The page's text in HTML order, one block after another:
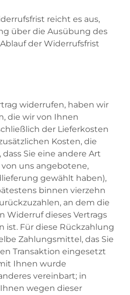
reicht es aus,
über die Ausübung des
der Widerrufsfrist
widerrufen, haben wir
die wir von Ihnen
der Lieferkosten
Kosten, die
Sie eine andere Art
uns angebotene,
gewählt haben),
binnen vierzehn
an dem die
Widerruf dieses Vertrags
ist. Für diese Rückzahlung
Zahlungsmittel, das Sie
Transaktion eingesetzt
Ihnen wurde
vereinbart; in
wegen dieser